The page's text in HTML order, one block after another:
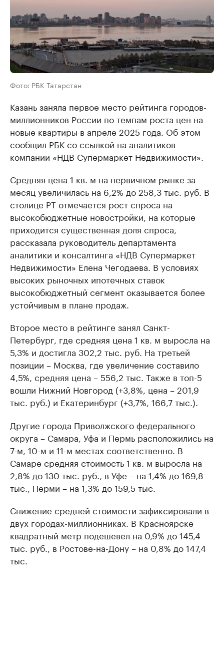
Фото: РБК Татарстан
Казань заняла первое место рейтинга городов-
миллионников России по темпам роста цен на
новые квартиры в апреле 2025 года. Об этом
сообщил РБКсо ссылкой на аналитиков
компании «НДВ Супермаркет Недвижимости».
Средняя цена 1 кв. м на первичном рынке за
месяц увеличилась на 6,2% до 258,3 тыс. руб. В
столице РТ отмечается рост спроса на
высокобюджетные новостройки, на которые
приходится существенная доля спроса,
рассказала руководитель департамента
аналитики и консалтинга «НДВ Супермаркет
Недвижимости» Елена Чегодаева. В условиях
высоких рыночных ипотечных ставок
высокобюджетный сегмент оказывается более
устойчивым в плане продаж.
Второе место в рейтинге занял Санкт-
Петербург, где средняя цена 1 кв. м выросла на
5,3% и достигла 302,2 тыс. руб. На третьей
позиции – Москва, где увеличение составило
4,5%, средняя цена – 556,2 тыс. Также в топ-5
вошли Нижний Новгород (+3,8%, цена – 201,9
тыс. руб.) и Екатеринбург (+3,7%, 166,7 тыс.).
Другие города Приволжского федерального
округа – Самара, Уфа и Пермь расположились на
7-м, 10-м и 11-м местах соответственно. В
Самаре средняя стоимость 1 кв. м выросла на
2,8% до 130 тыс. руб., в Уфе – на 1,4% до 169,8
тыс., Перми – на 1,3% до 159,5 тыс.
Снижение средней стоимости зафиксировали в
двух городах-миллионниках. В Красноярске
квадратный метр подешевел на 0,9% до 145,4
тыс. руб., в Ростове-на-Дону – на 0,8% до 147,4
тыс.